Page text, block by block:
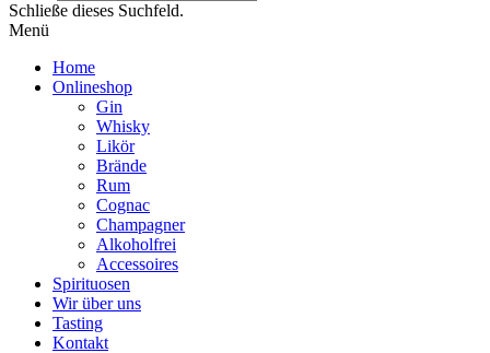
Schließe dieses Suchfeld.
Menü
Home
Onlineshop
Gin
Whisky
Likör
Brände
Rum
Cognac
Champagner
Alkoholfrei
Accessoires
Spirituosen
Wir über uns
Tasting
Kontakt